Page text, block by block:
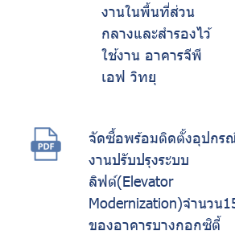
งานในพื้นที่ส่วน
กลางและสำรองไว้
ใช้งาน อาคารจีพี
เอฟ วิทยุ
จัดซื้อพร้อมติดตั้งอุปกร
งานปรับปรุงระบบ
ลิฟต์(Elevator
Modernization)จำนวน
ของอาคารบางกอกซิตี้